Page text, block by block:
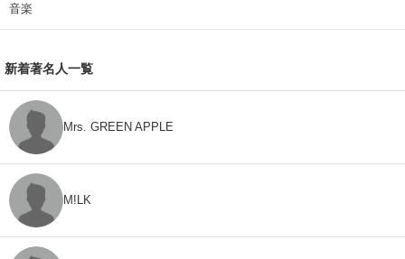
音楽
新着著名人一覧
Mrs. GREEN APPLE
M!LK